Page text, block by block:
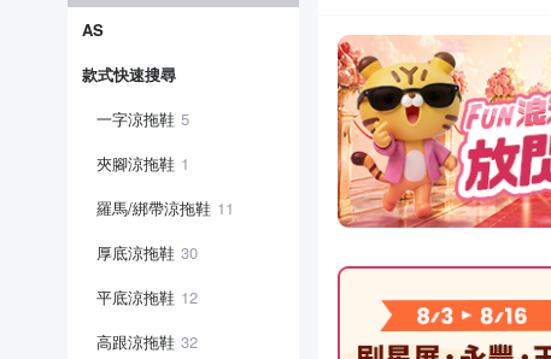
AS
款式快速搜尋
一字涼拖鞋 5
夾腳涼拖鞋 1
羅馬/綁帶涼拖鞋 11
厚底涼拖鞋 30
平底涼拖鞋 12
高跟涼拖鞋 32